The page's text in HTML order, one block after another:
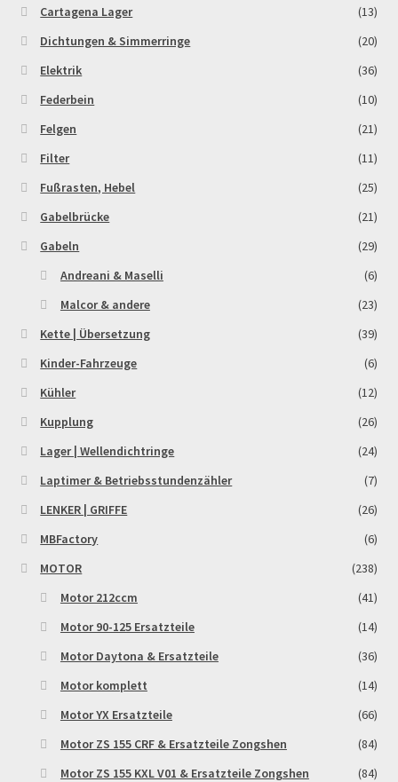
Cartagena Lager
(13)
Dichtungen & Simmerringe
(20)
Elektrik
(36)
Federbein
(10)
Felgen
(21)
Filter
(11)
Fußrasten, Hebel
(25)
Gabelbrücke
(21)
Gabeln
(29)
Andreani & Maselli
(6)
Malcor & andere
(23)
Kette | Übersetzung
(39)
Kinder-Fahrzeuge
(6)
Kühler
(12)
Kupplung
(26)
Lager | Wellendichtringe
(24)
Laptimer & Betriebsstundenzähler
(7)
LENKER | GRIFFE
(26)
MBFactory
(6)
MOTOR
(238)
Motor 212ccm
(41)
Motor 90-125 Ersatzteile
(14)
Motor Daytona & Ersatzteile
(36)
Motor komplett
(14)
Motor YX Ersatzteile
(66)
Motor ZS 155 CRF & Ersatzteile Zongshen
(84)
Motor ZS 155 KXL V01 & Ersatzteile Zongshen
(84)